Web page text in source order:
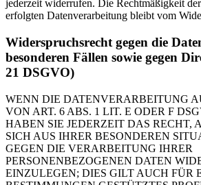
jederzeit widerrufen. Die Rechtmäßigkeit
erfolgten Datenverarbeitung bleibt vom
Widerspruchsrecht gegen die
besonderen Fällen sowie gegen
21 DSGVO)
WENN DIE DATENVERARBEITUNG
VON ART. 6 ABS. 1 LIT. E ODER F
HABEN SIE JEDERZEIT DAS RECHT,
SICH AUS IHRER BESONDEREN
GEGEN DIE VERARBEITUNG IHRER
PERSONENBEZOGENEN DATEN
EINZULEGEN; DIES GILT AUCH FÜR